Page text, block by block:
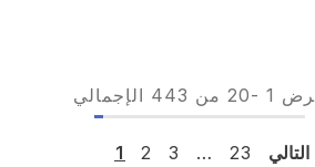
1
-
20 من 443 الإجمالي
1 2 3 … 23 التالي